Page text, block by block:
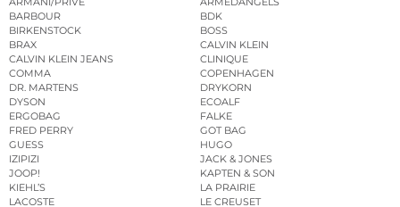
BARBOUR
BDK
BIRKENSTOCK
BOSS
BRAX
CALVIN KLEIN
CALVIN KLEIN JEANS
CLINIQUE
COMMA
COPENHAGEN
DR. MARTENS
DRYKORN
DYSON
ECOALF
ERGOBAG
FALKE
FRED PERRY
GOT BAG
GUESS
HUGO
IZIPIZI
JACK & JONES
JOOP!
KAPTEN & SON
KIEHL’S
LA PRAIRIE
LACOSTE
LE CREUSET